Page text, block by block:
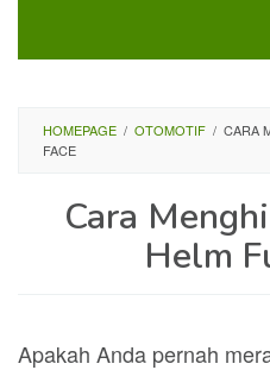
HOMEPAGE / OTOMOTIF / CARA
FACE
Cara
Helm
Apakah Anda pernah